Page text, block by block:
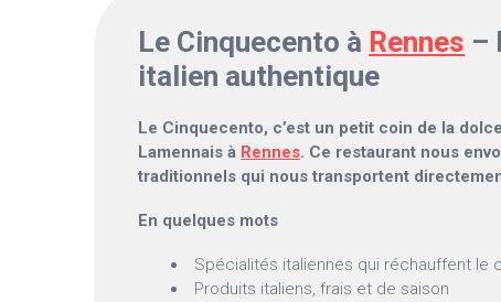
Le Cinquecento à Rennes –
italien authentique
Le Cinquecento, c’est un petit coin de la
Lamennais à Rennes. Ce restaurant nous
traditionnels qui nous transportent
En quelques mots
Spécialités italiennes qui réchauffent le
Produits italiens, frais et de saison